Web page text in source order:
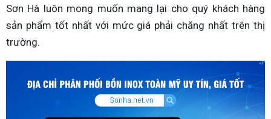
Sơn Hà luôn mong muốn mang lại cho quý khách hàng
sản phẩm tốt nhất với mức giá phải chăng nhất trên thị
trường.